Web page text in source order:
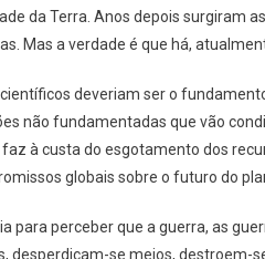
da Terra. Anos depois surgiram
Mas a verdade é que há,
deveriam ser o
não fundamentadas que vão
à custa do esgotamento dos
globais sobre o futuro do
para perceber que a guerra, as
desperdiçam-se meios, destroem-